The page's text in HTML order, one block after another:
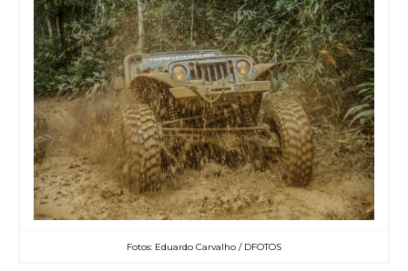
Fotos: Eduardo Carvalho / DFOTOS